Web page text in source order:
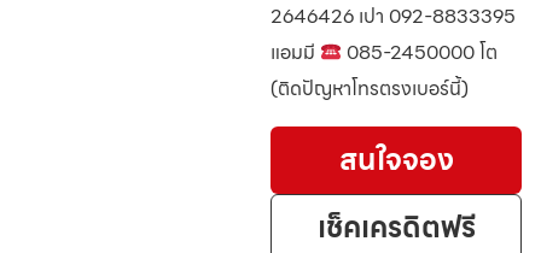
2646426 เปา 092-8833395
แอมมี
085-2450000 โต
(ติดปัญหาโทรตรงเบอร์นี้)
สนใจจอง
เช็คเครดิตฟรี